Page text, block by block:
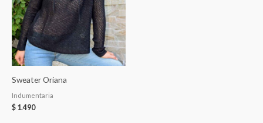
Sweater Oriana
Indumentaria
$ 1.490